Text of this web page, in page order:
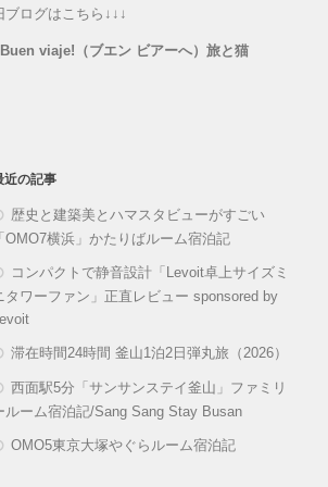
ブログはこちら↓↓↓
viaje!（ブエン ビアーへ）旅と猫
近の記事
歴史と建築美とハマスタビューがすごい
「OMO7横浜」かたりばルーム宿泊記
コンパクトで静音設計「Levoit卓上サイズミ
タワーファン」正直レビュー sponsored by
滞在時間24時間 釜山1泊2日弾丸旅（2026）
西面駅5分「サンサンステイ釜山」ファミリ
ルーム宿泊記/Sang Sang Stay Busan
OMO5東京大塚やぐらルーム宿泊記